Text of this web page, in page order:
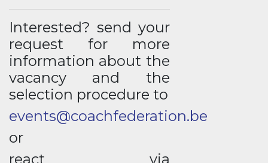
Interested? send your
request for more
information about the
vacancy and the
selection procedure to
events@coachfederation.be
or
react via